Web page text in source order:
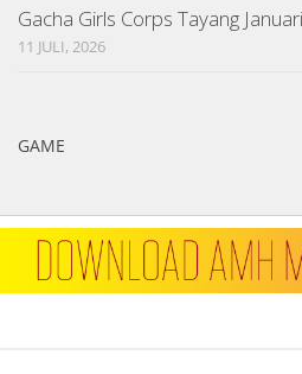
Gacha Girls Corps Tayang
11 JULI, 2026
GAME